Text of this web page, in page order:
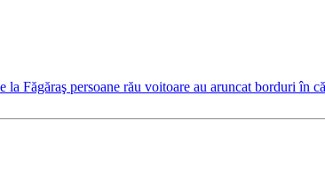
la Făgăraş persoane rău voitoare au aruncat borduri în